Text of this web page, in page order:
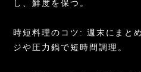
し、鮮度を保つ。
時短料理のコツ: 週末にまと
ジや圧力鍋で短時間調理。